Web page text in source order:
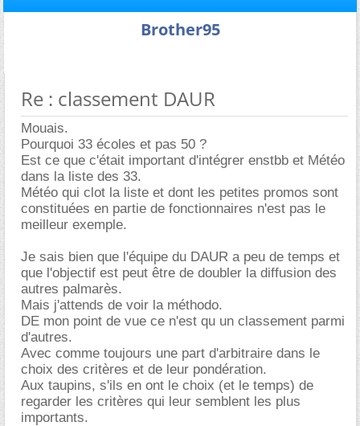
Brother95
Re : classement DAUR
Mouais.
Pourquoi 33 écoles et pas 50 ?
Est ce que c'était important d'intégrer enstbb et Météo
dans la liste des 33.
Météo qui clot la liste et dont les petites promos sont
constituées en partie de fonctionnaires n'est pas le
meilleur exemple.
Je sais bien que l'équipe du DAUR a peu de temps et
que l'objectif est peut être de doubler la diffusion des
autres palmarès.
Mais j'attends de voir la méthodo.
DE mon point de vue ce n'est qu un classement parmi
d'autres.
Avec comme toujours une part d'arbitraire dans le
choix des critères et de leur pondération.
Aux taupins, s'ils en ont le choix (et le temps) de
regarder les critères qui leur semblent les plus
importants.